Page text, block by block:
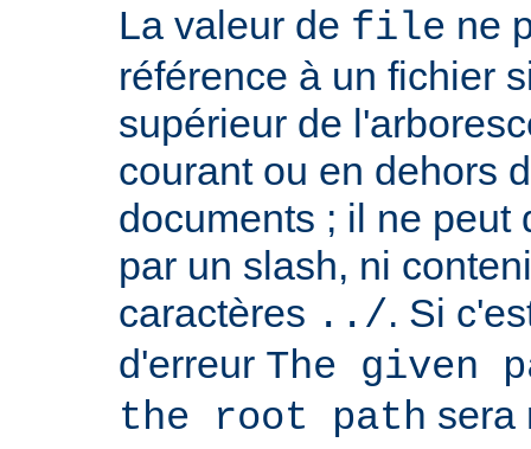
La valeur de file ne
référence à un fichier
supérieur de
courant ou en dehors
documents ; il ne peut
par un slash, ni
caractères ../. Si
d'erreur The given
the root path sera